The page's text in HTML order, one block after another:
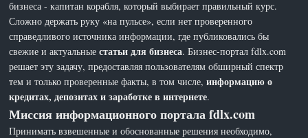
бизнеса - капитан корабля, который выбирает правильный курс.
Сложно держать руку «на пульсе», если нет проверенного
справедливого источника информации, где публиковались бы
свежие и актуальныестатьи для бизнеса. Бизнес-портал fdlx.com
решает эту задачу, предоставляя пользователям обширный спектр
тем и только проверенные факты, в том числе,информацию о
кредитах, депозитах и заработке в интернете.
Миссия информационного портала fdlx.com
Принимать взвешенные и обоснованные решения необходимо,